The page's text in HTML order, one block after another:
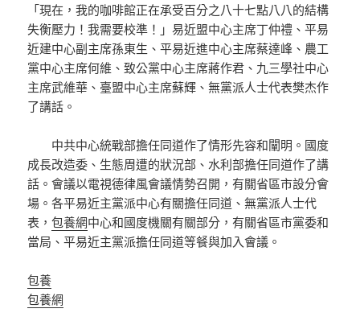
「現在，我的咖啡館正在承受百分之八十七點八八的結構
失衡壓力！我需要校準！」易近盟中心主席丁仲禮、平易
近建中心副主席孫東生、平易近進中心主席蔡達峰、農工
黨中心主席何維、致公黨中心主席蔣作君、九三學社中心
主席武維華、臺盟中心主席蘇輝、無黨派人士代表樊杰作
了講話。
中共中心統戰部擔任同道作了情形先容和闡明。國度
成長改造委、生態周遭的狀況部、水利部擔任同道作了講
話。會議以電視德律風會議情勢召開，有關省區市設分會
場。各平易近主黨派中心有關擔任同道、無黨派人士代
表，包養網中心和國度機關有關部分，有關省區市黨委和
當局、平易近主黨派擔任同道等餐與加入會議。
包養
包養網